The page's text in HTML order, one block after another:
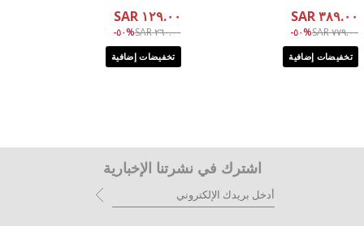
٣٨٩.٠٠ SAR
Price reduced from
٧٧٩.٠٠ SAR to ٣٨٩.٠٠ SAR
%٥٠-
تخفيضات إضافية
١٢٩.٠٠ SAR
Price reduced from
٢٦٠.٠٠ SAR to ١٢٩.٠٠ SAR
%٥٠-
تخفيضات إضافية
اشترك في نشرتنا الإخبارية